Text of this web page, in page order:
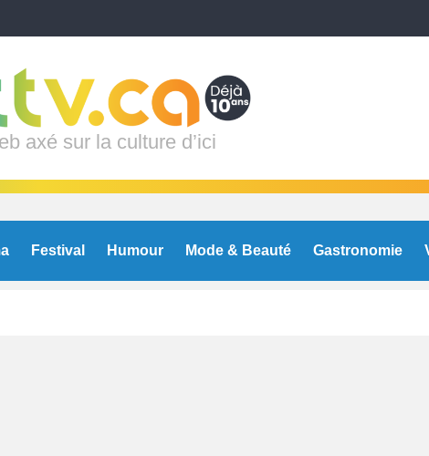
axé sur la culture d’ici
Festival Humour Mode & Beauté Gastronomie